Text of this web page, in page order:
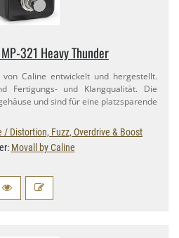
​321 Heavy Thunder
Caline entwickelt und hergestellt.
Fertigungs- und Klangqualität. Die
und sind für eine platzsparende
/ Distortion, Fuzz, Overdrive & Boost
Movall by Caline